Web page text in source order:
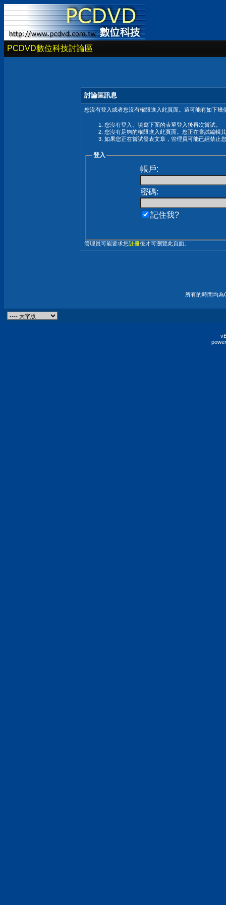
PCDVD數位科技討論區
討論區訊息
您沒有登入或者您沒有權限進入此頁面。這可能有如下幾
您沒有登入。填寫下面的表單登入後再次嘗試。
您沒有足夠的權限進入此頁面。您正在嘗試編輯
如果您正在嘗試發表文章，管理員可能已經禁止
登入
帳戶:
密碼:
記住我?
管理員可能要求您註冊後才可瀏覽此頁面。
所有的時間均為